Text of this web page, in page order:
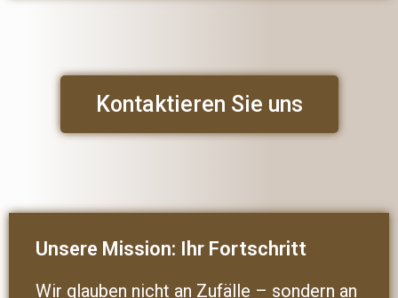
Kontaktieren Sie uns
Unsere Mission: Ihr Fortschritt
Wir glauben nicht an Zufälle – sondern an